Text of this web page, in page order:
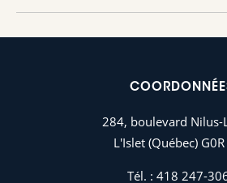
pouvoir préparer les documents de
demandes doivent être déposées
284, boulevard Nilus-
L'Islet (Québec)
Tél. : 418 247-